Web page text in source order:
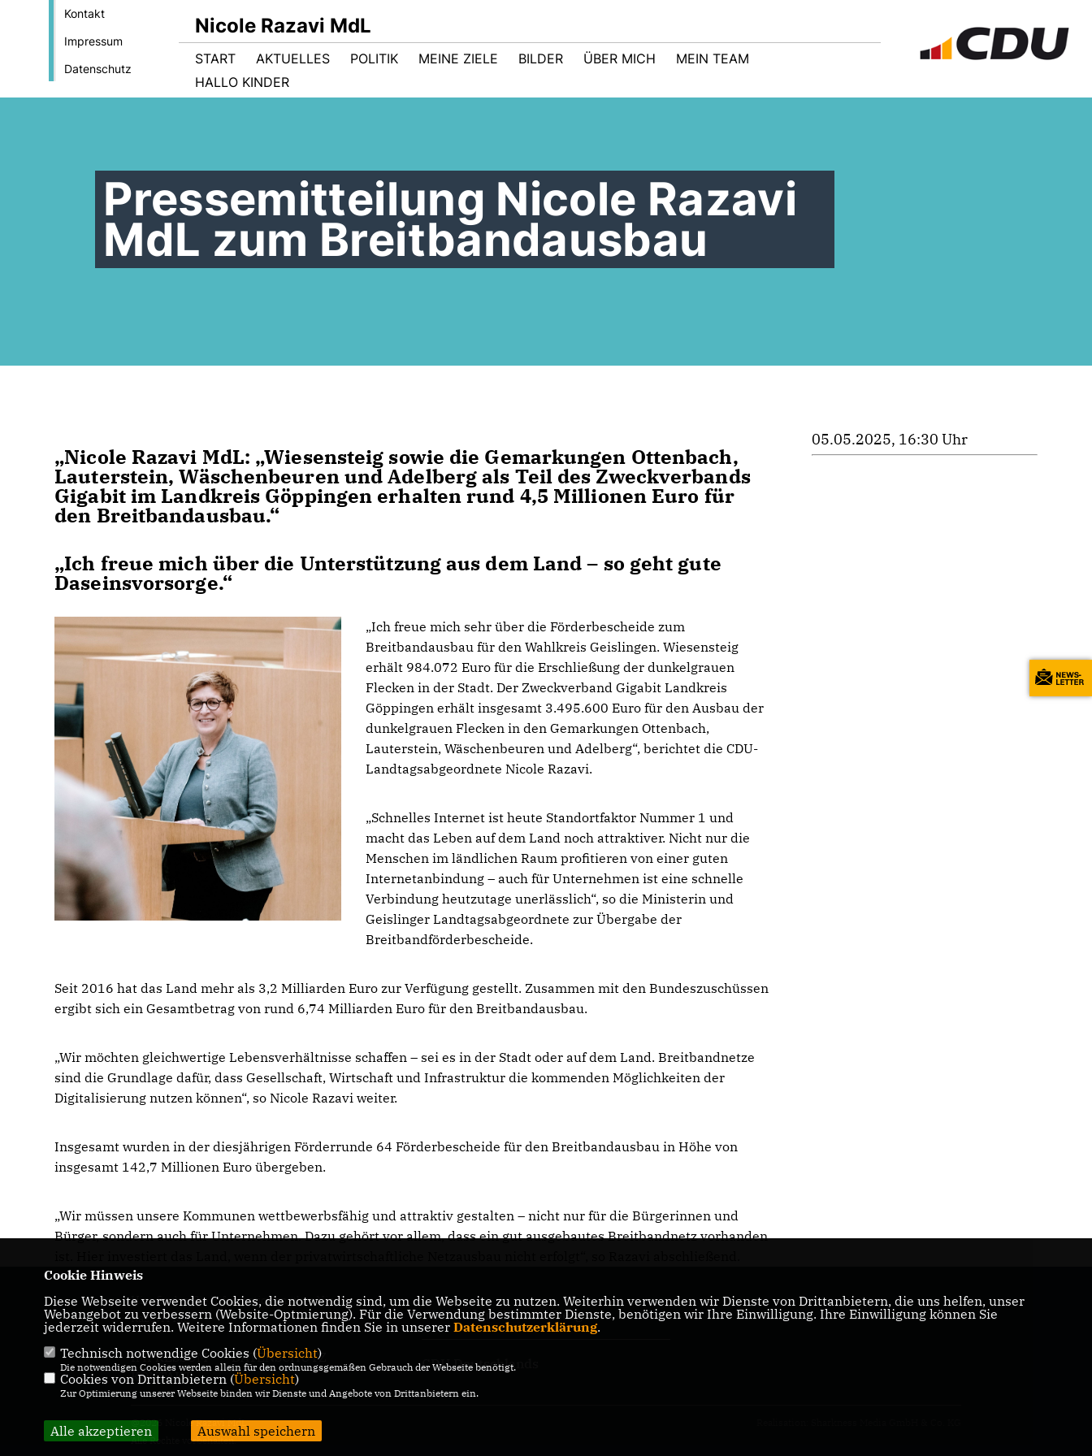
Kontakt
Impressum
Datenschutz
Nicole Razavi MdL
START AKTUELLES POLITIK MEINE ZIELE BILDER ÜBER MICH
MEIN TEAM
HALLO KINDER
Pressemitteilung Nicole Razavi
MdL zum Breitbandausbau
Nicole Razavi MdL: „Wiesensteig sowie die Gemarkungen Ottenbach,
Lauterstein, Wäschenbeuren und Adelberg als Teil des Zweckverbands
Gigabit im Landkreis Göppingen erhalten rund 4,5 Millionen Euro für
den Breitbandausbau.“
Ich freue mich über die Unterstützung aus dem Land – so geht gute
Daseinsvorsorge.“
Ich freue mich sehr über die Förderbescheide zum
Breitbandausbau für den Wahlkreis Geislingen. Wiesensteig
erhält 984.072 Euro für die Erschließung der dunkelgrauen
Flecken in der Stadt. Der Zweckverband Gigabit Landkreis
Göppingen erhält insgesamt 3.495.600 Euro für den Ausbau der
dunkelgrauen Flecken in den Gemarkungen Ottenbach,
Lauterstein, Wäschenbeuren und Adelberg“, berichtet die CDU-
Landtagsabgeordnete Nicole Razavi.
Schnelles Internet ist heute Standortfaktor Nummer 1 und
macht das Leben auf dem Land noch attraktiver. Nicht nur die
Menschen im ländlichen Raum profitieren von einer guten
Internetanbindung – auch für Unternehmen ist eine schnelle
Verbindung heutzutage unerlässlich“, so die Ministerin und
Geislinger Landtagsabgeordnete zur Übergabe der
Breitbandförderbescheide.
Seit 2016 hat das Land mehr als 3,2 Milliarden Euro zur Verfügung gestellt. Zusammen mit den Bundeszuschüssen
ergibt sich ein Gesamtbetrag von rund 6,74 Milliarden Euro für den Breitbandausbau.
Wir möchten gleichwertige Lebensverhältnisse schaffen – sei es in der Stadt oder auf dem Land. Breitbandnetze
sind die Grundlage dafür, dass Gesellschaft, Wirtschaft und Infrastruktur die kommenden Möglichkeiten der
Digitalisierung nutzen können“, so Nicole Razavi weiter.
Insgesamt wurden in der diesjährigen Förderrunde 64 Förderbescheide für den Breitbandausbau in Höhe von
insgesamt 142,7 Millionen Euro übergeben.
Wir müssen unsere Kommunen wettbewerbsfähig und attraktiv gestalten – nicht nur für die Bürgerinnen und
Bürger, sondern auch für Unternehmen. Dazu gehört vor allem, dass ein gut ausgebautes Breitbandnetz vorhanden
05.05.2025, 16:30 Uhr
Hier finden Sie Informationen über Nicole
Razavi MdL
IMPRESSUM
DATENSCHUTZ
KONTAKT
CDU Baden-Württemberg
CDU Deutschlands
@2026 Nicole Razavi MdL
Alle Rechte vorbehalten.
Cookie Hinweis
Diese Webseite verwendet Cookies, die notwendig sind, um die Webseite zu nutzen. Weiterhin verwenden wir Dienste von Drittanbietern, die uns helfen, unser
Webangebot zu verbessern (Website-Optmierung). Für die Verwendung bestimmter Dienste, benötigen wir Ihre Einwilligung. Ihre Einwilligung können Sie
jederzeit widerrufen. Weitere Informationen finden Sie in unserer Datenschutzerklärung.
Technisch notwendige Cookies (Übersicht)
Die notwendigen Cookies werden allein für den ordnungsgemäßen Gebrauch der Webseite benötigt.
Cookies von Drittanbietern (Übersicht)
Zur Optimierung unserer Webseite binden wir Dienste und Angebote von Drittanbietern ein.
Alle akzeptieren Auswahl speichern